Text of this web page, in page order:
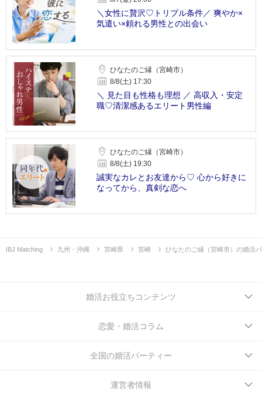
＼女性に贅沢♡トリプル条件／ 爽やか×
気遣い×頼れる男性との出会い
ひなたのご縁（宮崎市）
8/8(土) 17:30
＼ 見た目も性格も理想 ／ 高収入・安定
職♡清潔感あるエリート男性編
ひなたのご縁（宮崎市）
8/8(土) 19:30
誠実なカレとお友達から♡ 心から好きに
なってから、真剣な恋へ
IBJ Matching 九州・沖縄 宮崎県 宮崎 ひなたのご縁（宮崎市）の婚活
婚活お役立ちコンテンツ
恋愛・婚活コラム
全国の婚活パーティー
運営者情報